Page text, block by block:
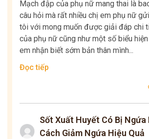
Mạch đập của phụ nữ mang thai là
câu hỏi mà rất nhiều chị em phụ nữ
tôi với mong muốn được giải đáp chi
của phụ nữ cũng như một số biểu
em nhận biết sớm bản thân mình...
Đọc tiếp
Sốt Xuất Huyết Có Bị Ngứa
Cách Giảm Ngứa Hiệu Quả